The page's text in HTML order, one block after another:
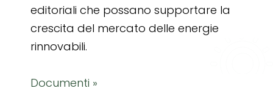
editoriali che possano supportare la
crescita del mercato delle energie
rinnovabili.
Documenti »